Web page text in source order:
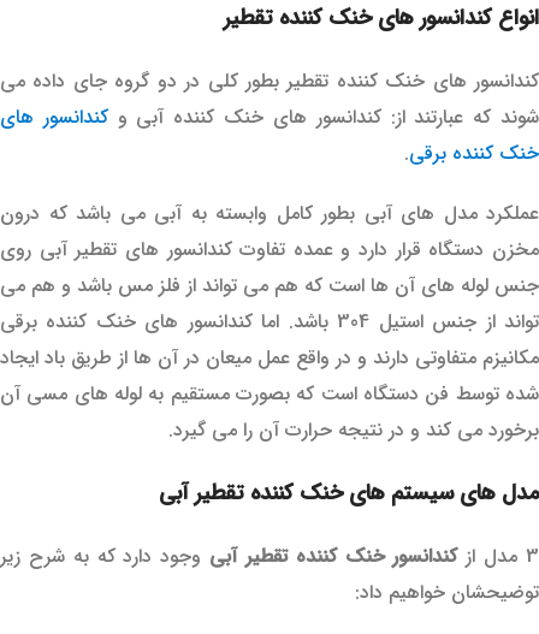
انواع کندانسور های خنک کننده تقطیر
کندانسور های خنک کننده تقطیر بطور کلی در دو گروه جای داده می
شوند که عبارتند از: کندانسور های خنک کننده آبی وکندانسور های
خنک کننده برقی.
عملکرد مدل های آبی بطور کامل وابسته به آبی می باشد که درون
مخزن دستگاه قرار دارد و عمده تفاوت کندانسور های تقطیر آبی روی
جنس لوله های آن ها است که هم می تواند از فلز مس باشد و هم می
تواند از جنس استیل 304 باشد. اما کندانسور های خنک کننده برقی
مکانیزم متفاوتی دارند و در واقع عمل میعان در آن ها از طریق باد ایجاد
شده توسط فن دستگاه است که بصورت مستقیم به لوله های مسی آن
برخورد می کند و در نتیجه حرارت آن را می گیرد.
مدل های سیستم های خنک کننده تقطیر آبی
3 مدل از کندانسور خنک کننده تقطیر آبی وجود دارد که به شرح زیر
توضیحشان خواهیم داد: